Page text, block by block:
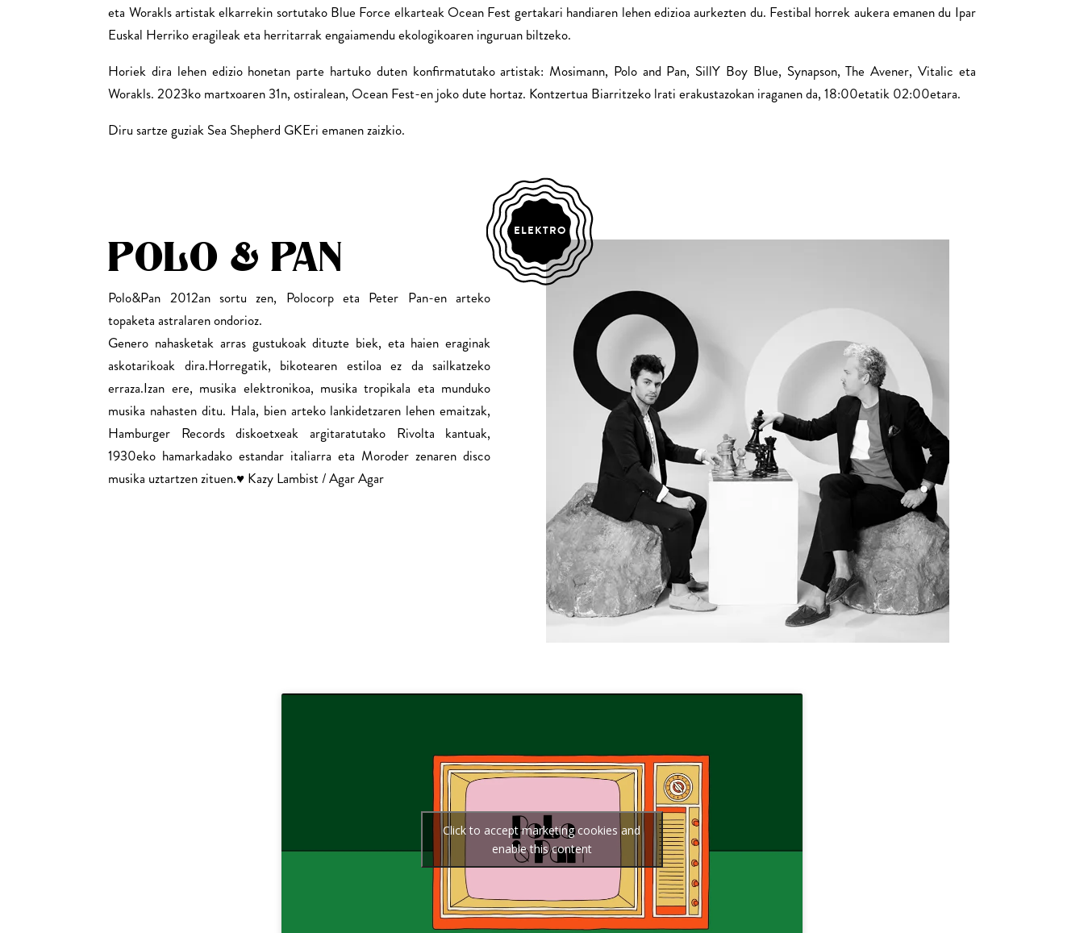
eta Worakls artistak elkarrekin sortutako Blue Force elkarteak Ocean Fest gertakari handiaren lehen edizioa aurkezten du. Festibal horrek aukera emanen du Ipar
Euskal Herriko eragileak eta herritarrak engaiamendu ekologikoaren inguruan biltzeko.
Horiek dira lehen edizio honetan parte hartuko duten konfirmatutako artistak: Mosimann, Polo and Pan, SillY Boy Blue, Synapson, The Avener, Vitalic eta
Worakls. 2023ko martxoaren 31n, ostiralean, Ocean Fest-en joko dute hortaz. Kontzertua Biarritzeko lrati erakustazokan iraganen da, 18:00etatik 02:00etara.
Diru sartze guziak Sea Shepherd GKEri emanen zaizkio.
POLO & PAN
Polo&Pan 2012an sortu zen, Polocorp eta Peter Pan-en arteko
topaketa astralaren ondorioz.
Genero nahasketak arras gustukoak dituzte biek, eta haien eraginak
askotarikoak dira.Horregatik, bikotearen estiloa ez da sailkatzeko
erraza.Izan ere, musika elektronikoa, musika tropikala eta munduko
musika nahasten ditu. Hala, bien arteko lankidetzaren lehen emaitzak,
Hamburger Records diskoetxeak argitaratutako Rivolta kantuak,
1930eko hamarkadako estandar italiarra eta Moroder zenaren disco
musika uztartzen zituen.♥ Kazy Lambist / Agar Agar
ELEKTRO
Click to accept marketing cookies and
enable this content